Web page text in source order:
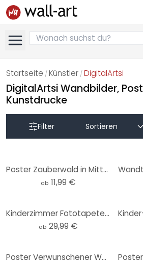
Startseite / Künstler /DigitalArtsi
DigitalArtsi Wandbilder,
Kunstdrucke
Filter
Poster Zauberwald in Mitternachtsblau - DigitalArtsi - Rund
ab 11,99 €
Kinderzimmer Fototapete Korallenriff in blauer Lagune - DigitalArtsi - Rund - Selbstklebend/Vlies
ab 29,99 €
Poster Verwunschener Wald im Licht - DigitalArtsi - Rund